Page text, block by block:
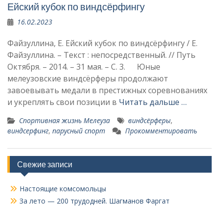
Ейский кубок по виндсёрфингу
16.02.2023
Файзуллина, Е. Ейский кубок по виндсёрфингу / Е.
Файзуллина. – Текст : непосредственный. // Путь
Октября. – 2014. – 31 мая. – С. 3. Юные
мелеузовские виндсёрферы про­должают
завоевывать медали в престиж­ных соревнованиях
и укреплять свои пози­ции в Читать дальше …
Спортивная жизнь Мелеуза виндсёрферы,
виндсерфинг, парусный спорт Прокомментировать
Свежие записи
Настоящие комсомольцы
За лето — 200 трудодней. Шагманов Фаргат